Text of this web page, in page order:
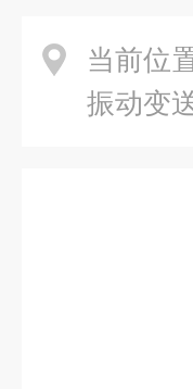
当前位
振动变